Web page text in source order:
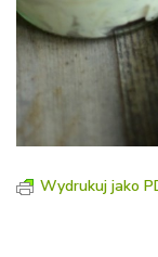
Wydrukuj jako